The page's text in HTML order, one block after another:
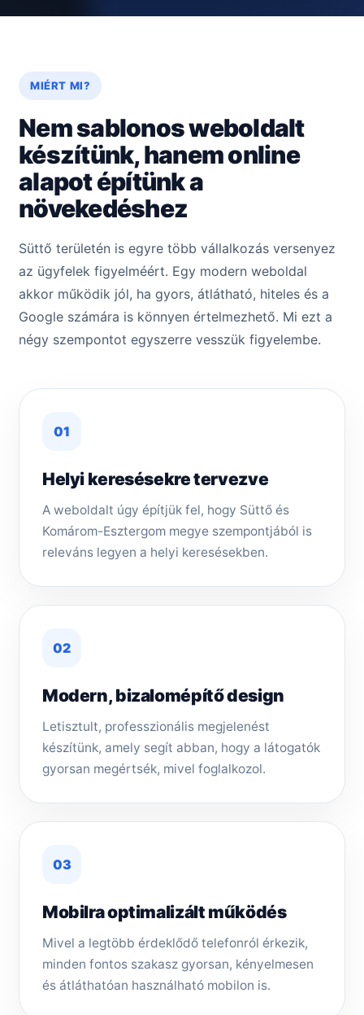
MIÉRT MI?
Nem sablonos weboldalt
készítünk, hanem online
alapot építünk a
növekedéshez
Süttő területén is egyre több vállalkozás versenyez
az ügyfelek figyelméért. Egy modern weboldal
akkor működik jól, ha gyors, átlátható, hiteles és a
Google számára is könnyen értelmezhető. Mi ezt a
négy szempontot egyszerre vesszük figyelembe.
01
Helyi keresésekre tervezve
A weboldalt úgy építjük fel, hogy Süttő és
Komárom-Esztergom megye szempontjából is
releváns legyen a helyi keresésekben.
02
Modern, bizalomépítő design
Letisztult, professzionális megjelenést
készítünk, amely segít abban, hogy a látogatók
gyorsan megértsék, mivel foglalkozol.
03
Mobilra optimalizált működés
Mivel a legtöbb érdeklődő telefonról érkezik,
minden fontos szakasz gyorsan, kényelmesen
és átláthatóan használható mobilon is.